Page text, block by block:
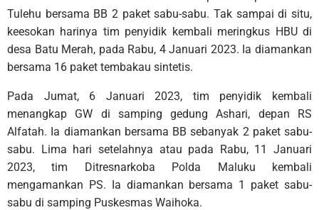
Tulehu bersama BB 2 paket sabu-sabu. Tak sampai di situ,
keesokan harinya tim penyidik kembali meringkus HBU di
desa Batu Merah, pada Rabu, 4 Januari 2023. Ia diamankan
bersama 16 paket tembakau sintetis.
Pada Jumat, 6 Januari 2023, tim penyidik kembali
menangkap GW di samping gedung Ashari, depan RS
Alfatah. Ia diamankan bersama BB sebanyak 2 paket sabu-
sabu. Lima hari setelahnya atau pada Rabu, 11 Januari
2023, tim Ditresnarkoba Polda Maluku kembali
mengamankan PS. Ia diamankan bersama 1 paket sabu-
sabu di samping Puskesmas Waihoka.